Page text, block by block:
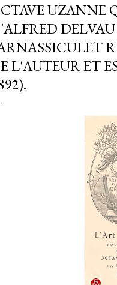
UZANNE
L'AUTEUR ET